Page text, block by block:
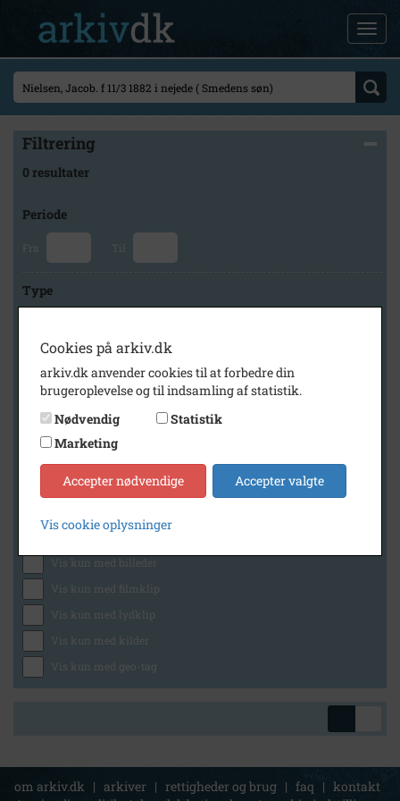
Filtrering
0 resultater
Periode
Fra Til
Type
Arkiv
Lokalarkivet Alsønderup -Tjæreby
Generelt
Vis kun med billeder
Vis kun med filmklip
Vis kun med lydklip
Vis kun med kilder
Vis kun med geo-tag
om arkiv.dk | arkiver | rettigheder og brug | faq | kontakt
Cookies på arkiv.dk
arkiv.dk anvender cookies til at forbedre din
brugeroplevelse og til indsamling af statistik.
Nødvendig
Statistik
Marketing
Accepter nødvendige Accepter valgte
Vis cookie oplysninger